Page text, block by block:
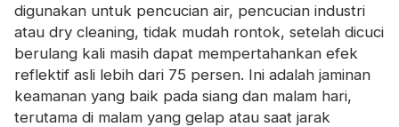
digunakan untuk pencucian air, pencucian industri
atau dry cleaning, tidak mudah rontok, setelah dicuci
berulang kali masih dapat mempertahankan efek
reflektif asli lebih dari 75 persen. Ini adalah jaminan
keamanan yang baik pada siang dan malam hari,
terutama di malam yang gelap atau saat jarak